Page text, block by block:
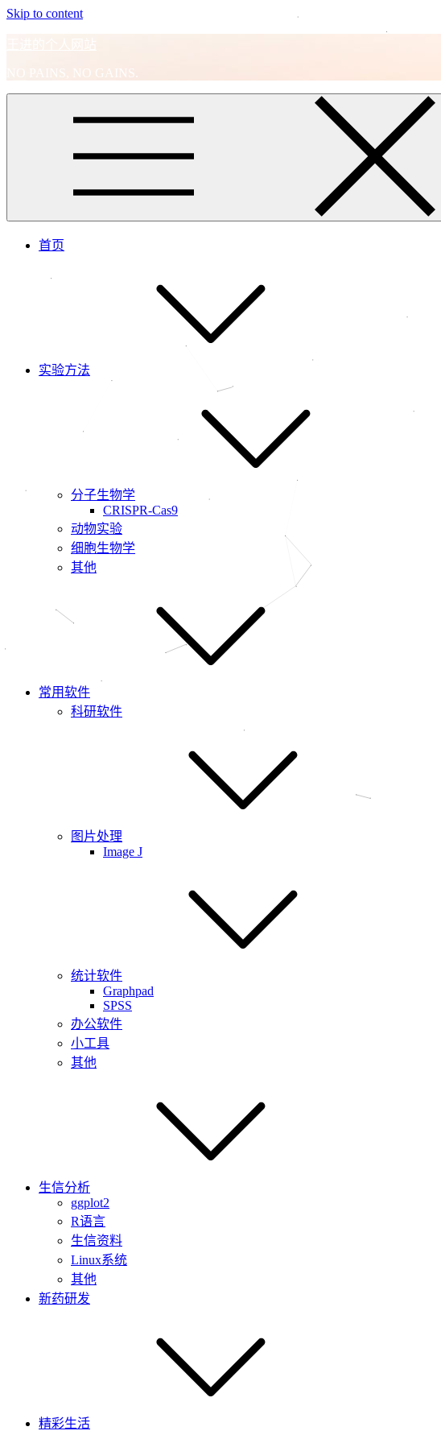
Skip to content
王进的个人网站
NO PAINS, NO GAINS.
首页
实验方法
分子生物学
CRISPR-Cas9
动物实验
细胞生物学
其他
常用软件
科研软件
图片处理
Image J
统计软件
Graphpad
SPSS
办公软件
小工具
其他
生信分析
ggplot2
R语言
生信资料
Linux系统
其他
新药研发
精彩生活